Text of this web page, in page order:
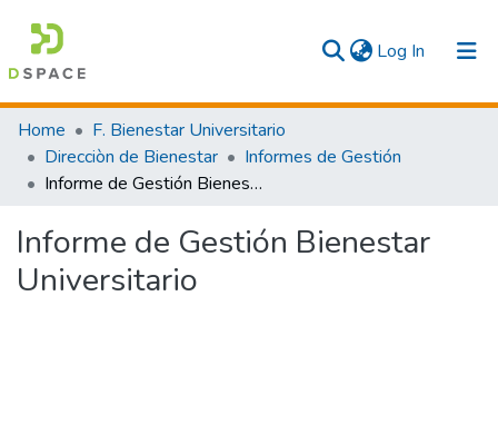
Log In (current)
Communities & Collections
Home
F. Bienestar Universitario
Direcciòn de Bienestar
Informes de Gestión
Informe de Gestión Bienestar Universitario
Informe de Gestión Bienestar
Universitario